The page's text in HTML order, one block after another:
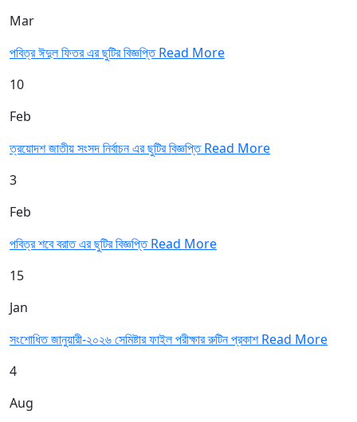
Mar
পবিত্র ঈদুল ফিতর এর ছুটির বিজ্ঞপ্তিRead More
10
Feb
ত্রয়োদশ জাতীয় সংসদ নির্বাচন এর ছুটির বিজ্ঞপ্তিRead More
3
Feb
পবিত্র শবে বরাত এর ছুটির বিজ্ঞপ্তিRead More
15
Jan
সংশোধিত জানুয়ারী-২০২৬ সেমিষ্টার ফাইল পরীক্ষার রুটিন প্রকাশRead More
4
Aug